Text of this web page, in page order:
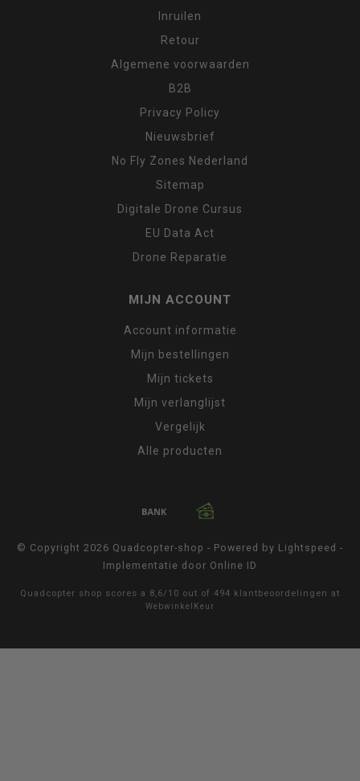
Inruilen
Retour
Algemene voorwaarden
B2B
Privacy Policy
Nieuwsbrief
No Fly Zones Nederland
Sitemap
Digitale Drone Cursus
EU Data Act
Drone Reparatie
MIJN ACCOUNT
Account informatie
Mijn bestellingen
Mijn tickets
Mijn verlanglijst
Vergelijk
Alle producten
© Copyright 2026 Quadcopter-shop - Powered by Lightspeed -
Implementatie door Online ID
Quadcopter shop scores a 8,6/ 10 out of 494 klantbeoordelingen at
WebwinkelKeur